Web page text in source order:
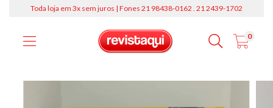
Toda loja em 3x sem juros | Fones 21 98438-0162 . 21 2439-1702
0